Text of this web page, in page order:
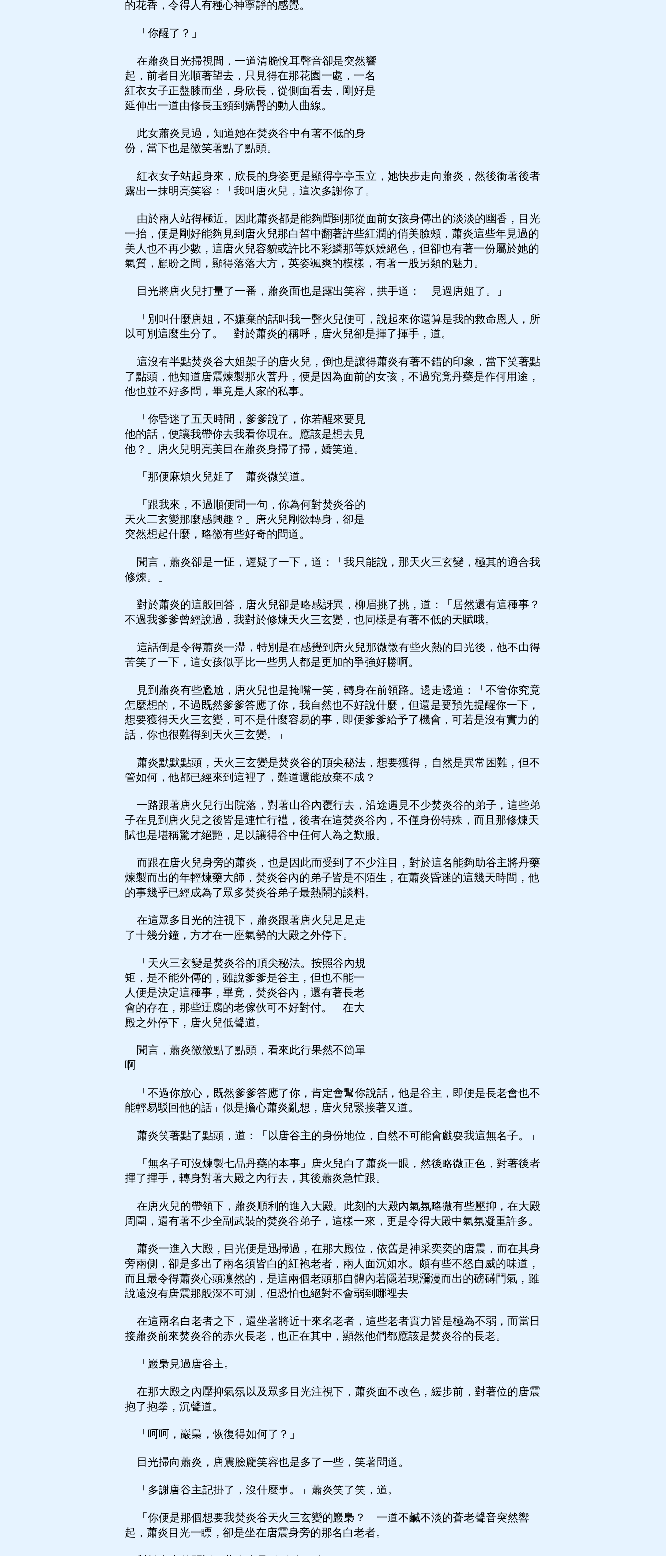
的花香，令得人有種心神寧靜的感覺。
「你醒了？」
在蕭炎目光掃視間，一道清脆悅耳聲音卻是突然響
起，前者目光順著望去，只見得在那花園一處，一名
紅衣女子正盤膝而坐，身欣長，從側面看去，剛好是
延伸出一道由修長玉頸到嬌臀的動人曲線。
此女蕭炎見過，知道她在焚炎谷中有著不低的身
份，當下也是微笑著點了點頭。
紅衣女子站起身來，欣長的身姿更是顯得亭亭玉立，她快步走向蕭炎，然後衝著後者
露出一抹明亮笑容：「我叫唐火兒，這次多謝你了。」
由於兩人站得極近。因此蕭炎都是能夠聞到那從面前女孩身傳出的淡淡的幽香，目光
一抬，便是剛好能夠見到唐火兒那白皙中翻著許些紅潤的俏美臉頰，蕭炎這些年見過的
美人也不再少數，這唐火兒容貌或許比不彩鱗那等妖嬈絕色，但卻也有著一份屬於她的
氣質，顧盼之間，顯得落落大方，英姿颯爽的模樣，有著一股另類的魅力。
目光將唐火兒打量了一番，蕭炎面也是露出笑容，拱手道：「見過唐姐了。」
「別叫什麼唐姐，不嫌棄的話叫我一聲火兒便可，說起來你還算是我的救命恩人，所
以可別這麼生分了。」對於蕭炎的稱呼，唐火兒卻是揮了揮手，道。
這沒有半點焚炎谷大姐架子的唐火兒，倒也是讓得蕭炎有著不錯的印象，當下笑著點
了點頭，他知道唐震煉製那火菩丹，便是因為面前的女孩，不過究竟丹藥是作何用途，
他也並不好多問，畢竟是人家的私事。
「你昏迷了五天時間，爹爹說了，你若醒來要見
他的話，便讓我帶你去我看你現在。應該是想去見
他？」唐火兒明亮美目在蕭炎身掃了掃，嬌笑道。
「那便麻煩火兒姐了」蕭炎微笑道。
「跟我來，不過順便問一句，你為何對焚炎谷的
天火三玄變那麼感興趣？」唐火兒剛欲轉身，卻是
突然想起什麼，略微有些好奇的問道。
聞言，蕭炎卻是一怔，遲疑了一下，道：「我只能說，那天火三玄變，極其的適合我
修煉。」
對於蕭炎的這般回答，唐火兒卻是略感訝異，柳眉挑了挑，道：「居然還有這種事？
不過我爹爹曾經說過，我對於修煉天火三玄變，也同樣是有著不低的天賦哦。」
這話倒是令得蕭炎一滯，特別是在感覺到唐火兒那微微有些火熱的目光後，他不由得
苦笑了一下，這女孩似乎比一些男人都是更加的爭強好勝啊。
見到蕭炎有些尷尬，唐火兒也是掩嘴一笑，轉身在前領路。邊走邊道：「不管你究竟
怎麼想的，不過既然爹爹答應了你，我自然也不好說什麼，但還是要預先提醒你一下，
想要獲得天火三玄變，可不是什麼容易的事，即便爹爹給予了機會，可若是沒有實力的
話，你也很難得到天火三玄變。」
蕭炎默默點頭，天火三玄變是焚炎谷的頂尖秘法，想要獲得，自然是異常困難，但不
管如何，他都已經來到這裡了，難道還能放棄不成？
一路跟著唐火兒行出院落，對著山谷內覆行去，沿途遇見不少焚炎谷的弟子，這些弟
子在見到唐火兒之後皆是連忙行禮，後者在這焚炎谷內，不僅身份特殊，而且那修煉天
賦也是堪稱驚才絕艷，足以讓得谷中任何人為之歎服。
而跟在唐火兒身旁的蕭炎，也是因此而受到了不少注目，對於這名能夠助谷主將丹藥
煉製而出的年輕煉藥大師，焚炎谷內的弟子皆是不陌生，在蕭炎昏迷的這幾天時間，他
的事幾乎已經成為了眾多焚炎谷弟子最熱鬧的談料。
在這眾多目光的注視下，蕭炎跟著唐火兒足足走
了十幾分鐘，方才在一座氣勢的大殿之外停下。
「天火三玄變是焚炎谷的頂尖秘法。按照谷內規
矩，是不能外傳的，雖說爹爹是谷主，但也不能一
人便是決定這種事，畢竟，焚炎谷內，還有著長老
會的存在，那些迂腐的老傢伙可不好對付。」在大
殿之外停下，唐火兒低聲道。
聞言，蕭炎微微點了點頭，看來此行果然不簡單
啊
「不過你放心，既然爹爹答應了你，肯定會幫你說話，他是谷主，即便是長老會也不
能輕易駁回他的話」似是擔心蕭炎亂想，唐火兒緊接著又道。
蕭炎笑著點了點頭，道：「以唐谷主的身份地位，自然不可能會戲耍我這無名子。」
「無名子可沒煉製七品丹藥的本事」唐火兒白了蕭炎一眼，然後略微正色，對著後者
揮了揮手，轉身對著大殿之內行去，其後蕭炎急忙跟。
在唐火兒的帶領下，蕭炎順利的進入大殿。此刻的大殿內氣氛略微有些壓抑，在大殿
周圍，還有著不少全副武裝的焚炎谷弟子，這樣一來，更是令得大殿中氣氛凝重許多。
蕭炎一進入大殿，目光便是迅掃過，在那大殿位，依舊是神采奕奕的唐震，而在其身
旁兩側，卻是多出了兩名須皆白的紅袍老者，兩人面沉如水。頗有些不怒自威的味道，
而且最令得蕭炎心頭凜然的，是這兩個老頭那自體內若隱若現瀰漫而出的磅礡鬥氣，雖
說遠沒有唐震那般深不可測，但恐怕也絕對不會弱到哪裡去
在這兩名白老者之下，還坐著將近十來名老者，這些老者實力皆是極為不弱，而當日
接蕭炎前來焚炎谷的赤火長老，也正在其中，顯然他們都應該是焚炎谷的長老。
「巖梟見過唐谷主。」
在那大殿之內壓抑氣氛以及眾多目光注視下，蕭炎面不改色，緩步前，對著位的唐震
抱了抱拳，沉聲道。
「呵呵，巖梟，恢復得如何了？」
目光掃向蕭炎，唐震臉龐笑容也是多了一些，笑著問道。
「多謝唐谷主記掛了，沒什麼事。」蕭炎笑了笑，道。
「你便是那個想要我焚炎谷天火三玄變的巖梟？」一道不鹹不淡的蒼老聲音突然響
起，蕭炎目光一瞟，卻是坐在唐震身旁的那名白老者。